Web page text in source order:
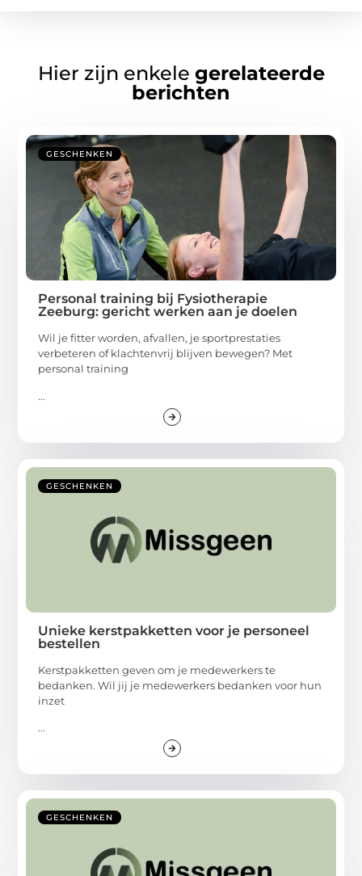
Hier zijn enkele gerelateerde
berichten
GESCHENKEN
Personal training bij Fysiotherapie
Zeeburg: gericht werken aan je doelen
Wil je fitter worden, afvallen, je sportprestaties
verbeteren of klachtenvrij blijven bewegen? Met
personal training
...
GESCHENKEN
Unieke kerstpakketten voor je personeel
bestellen
Kerstpakketten geven om je medewerkers te
bedanken. Wil jij je medewerkers bedanken voor hun
inzet
...
GESCHENKEN